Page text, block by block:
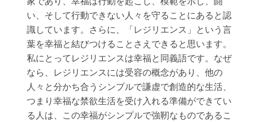
い、そして行動できない人々を守ることにあると認
識しています。さらに、「レジリエンス」という言
葉を幸福と結びつけることさえできると思います。
私にとってレジリエンスは幸福と同義語です。なぜ
なら、レジリエンスには受容の概念があり、他の
人々と分かち合うシンプルで謙虚で創造的な生活、
つまり幸福な禁欲生活を受け入れる準備ができてい
る人は、この幸福がシンプルで強靭なものであるこ